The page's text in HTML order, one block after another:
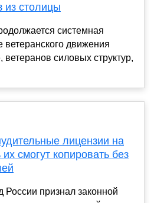
из столицы
системная
ветеранского движения
ветеранов силовых структур,
лицензии на
смогут копировать без
России признал законной